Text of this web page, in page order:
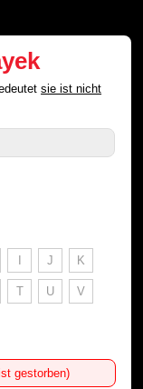
sie ist nicht
I J K
T U V
gestorben)